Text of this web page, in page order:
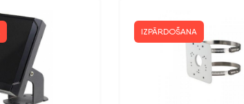
IZPĀRDOŠANA